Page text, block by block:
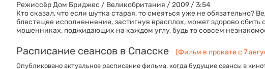
Режиссёр Дом Бриджес / Великобритания / 2009 / 3:54
Кто сказал, что если шутка старая, то смеяться уже не обязательно?
блестящее исполненнение, застигнув врасплох, может здорово
мошенниках, поджидающих на каждом углу, будь то совсем
Расписание сеансов в Спасске (Фильм в прокате с 7
Опубликовано актуальное расписание фильма, когда будущие сеансы в